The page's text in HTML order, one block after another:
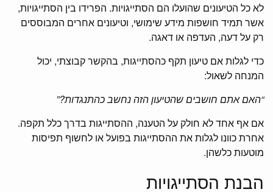
לא כל הטיעונים שהועלו הם הסתייגויות. הפרידו בין הסתייגויות,
אשר תמיד חושפות מידע שימושי, וטיעונים אחרים המבוססים
רק על דעה, העדפה או דאגה.
כדי לגלות אם טיעון תקף כהסתייגות, בהקשר קבוצתי, יכול
המנחה לשאול:
“האם אתם חושבים שהטיעון הזה נחשב כהתנגדות?”
אם אף אחד לא חולק על הטענה, ההסתייגות בדרך כלל תקפה.
אחרת כוונו לגלות את ההסתייגות בפועל או לחשוף תפיסות
מוטעות כלשהן.
הבנת הסתייגויות